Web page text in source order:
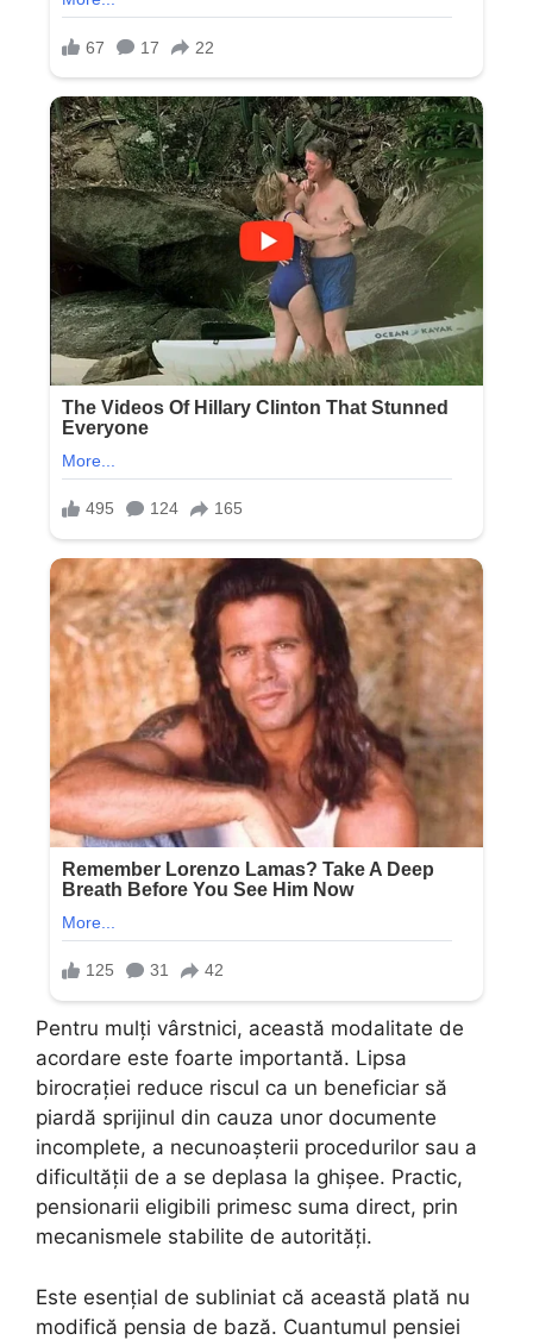
Pentru mulți vârstnici, această modalitate de
acordare este foarte importantă. Lipsa
birocrației reduce riscul ca un beneficiar să
piardă sprijinul din cauza unor documente
incomplete, a necunoașterii procedurilor sau a
dificultății de a se deplasa la ghișee. Practic,
pensionarii eligibili primesc suma direct, prin
mecanismele stabilite de autorități.
Este esențial de subliniat că această plată nu
modifică pensia de bază. Cuantumul pensiei